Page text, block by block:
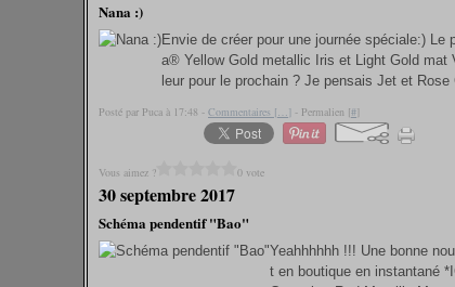
Nana :)
Envie de créer pour une journée spéciale:)
a® Yellow Gold metallic Iris et Light Gold mat
leur pour le prochain ? Je pensais Jet et
Posté par Puca à 17:48 - Commentaires […] - Permalien [#]
Vous aimez ? 0 vote
30 septembre 2017
Schéma pendentif "Bao"
Yeahhhhhh !!! Une bonne
t en boutique en instantané